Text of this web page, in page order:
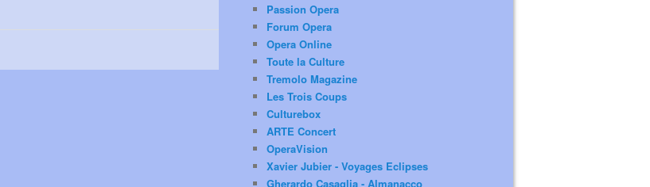
Passion Opera
Forum Opera
Opera Online
Toute la Culture
Tremolo Magazine
Les Trois Coups
Culturebox
ARTE Concert
OperaVision
Xavier Jubier - Voyages Eclipses
Gherardo Casaglia - Almanacco